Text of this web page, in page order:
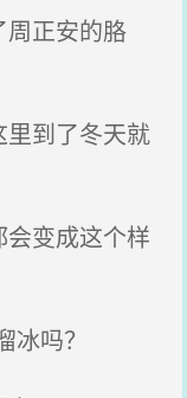
正安的胳
到了冬天就
变成这个样
吗？